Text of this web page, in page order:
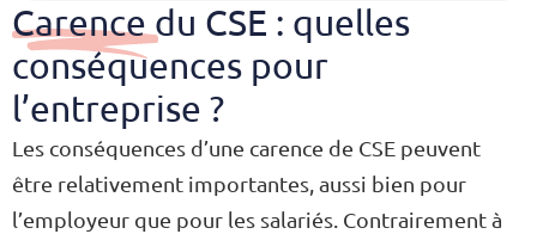
Carence du CSE : quelles
conséquences pour
l’entreprise ?
Les conséquences d’une carence de CSE peuvent
être relativement importantes, aussi bien pour
l’employeur que pour les salariés. Contrairement à